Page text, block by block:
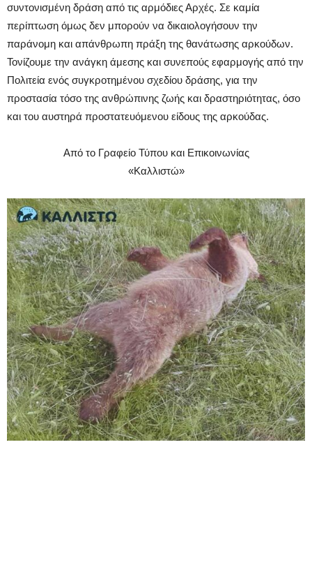
συντονισμένη δράση από τις αρμόδιες Αρχές. Σε καμία
περίπτωση όμως δεν μπορούν να δικαιολογήσουν την
παράνομη και απάνθρωπη πράξη της θανάτωσης αρκούδων.
Τονίζουμε την ανάγκη άμεσης και συνεπούς εφαρμογής από την
Πολιτεία ενός συγκροτημένου σχεδίου δράσης, για την
προστασία τόσο της ανθρώπινης ζωής και δραστηριότητας, όσο
και του αυστηρά προστατευόμενου είδους της αρκούδας.
Από το Γραφείο Τύπου και Επικοινωνίας
«Καλλιστώ»